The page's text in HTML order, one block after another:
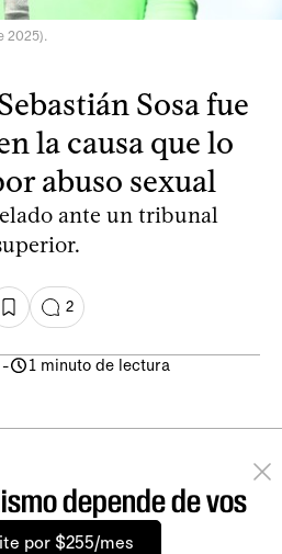
2025).
Sosa fue
la causa que lo
abuso sexual
ante un tribunal
2
- 1 minuto de lectura
depende de vos
por $255/mes